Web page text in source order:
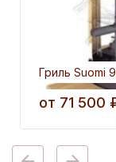
Гриль Suomi
от 71 500